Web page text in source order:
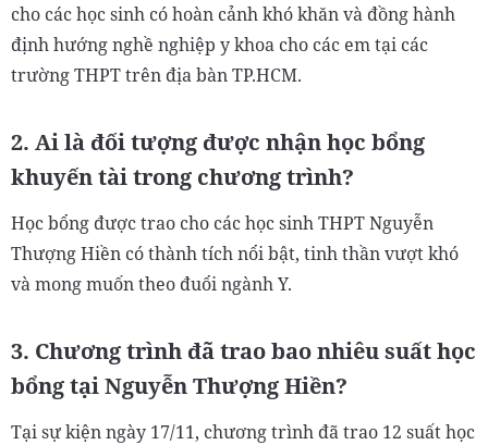
cho các học sinh có hoàn cảnh khó khăn và đồng hành
định hướng nghề nghiệp y khoa cho các em tại các
trường THPT trên địa bàn TP.HCM.
2. Ai là đối tượng được nhận học bổng
khuyến tài trong chương trình?
Học bổng được trao cho các học sinh THPT Nguyễn
Thượng Hiền có thành tích nổi bật, tinh thần vượt khó
và mong muốn theo đuổi ngành Y.
3. Chương trình đã trao bao nhiêu suất học
bổng tại Nguyễn Thượng Hiền?
Tại sự kiện ngày 17/11, chương trình đã trao 12 suất học